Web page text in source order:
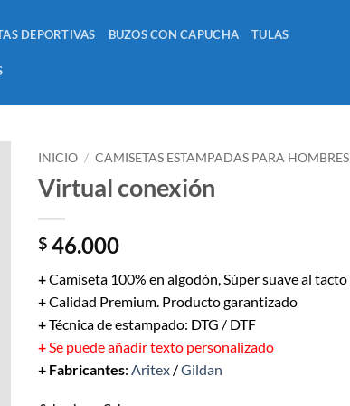
DEPORTIVAS BUZOS CON CAPUCHA TULAS
INICIO / CAMISETAS ESTAMPADAS PARA HOMBRES
Virtual conexión
$ 46.000
+Camiseta 100% en algodón, Súper suave al tacto
+Calidad Premium. Producto garantizado
+Técnica de estampado: DTG / DTF
+ Se puede añadir texto personalizado
+ Fabricantes: Aritex /Gildan